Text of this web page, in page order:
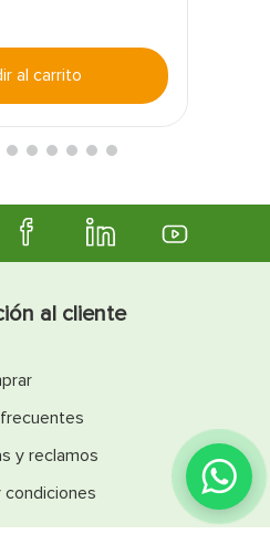
al carrito
al cliente
y reclamos
condiciones